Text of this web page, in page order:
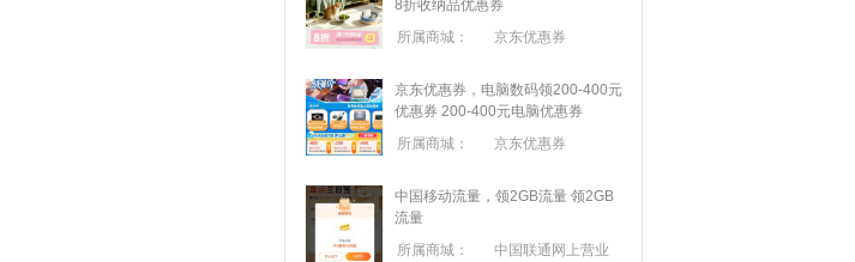
8折收纳品优惠券
所属商城：
京东优惠券
京东优惠券，电脑数码领200-400元
优惠券 200-400元电脑优惠券
所属商城：
京东优惠券
中国移动流量，领2GB流量 领2GB
流量
所属商城：
中国联通网上营业